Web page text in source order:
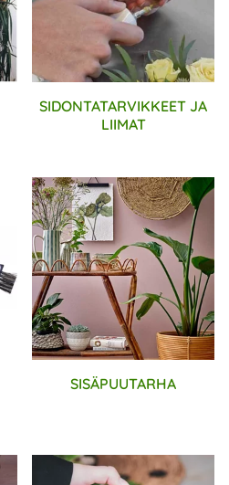
SIDONTATARVIKKEET JA
LIIMAT
SISÄPUUTARHA